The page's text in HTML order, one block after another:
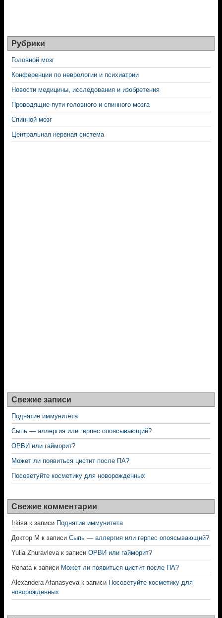
Рубрики
Головной мозг
Конференции по неврологии и психиатрии
Новости медицины, исследования и изобретения
Проводящие пути головного и спинного мозга
Спинной мозг
Центральная нервная система
Свежие записи
Поднятие иммунитета
Сыпь — аллергия или герпес опоясывающий?
ОРВИ или гайморит?
Может ли появиться цистит после ПА?
Посоветуйте косметику для новорожденных
Свежие комментарии
Irkisaк записи Поднятие иммунитета
Доктор М к записи Сыпь — аллергия или герпес опоясывающий?
Yulia Zhuravlevaк записи ОРВИ или гайморит?
Renataк записи Может ли появиться цистит после ПА?
Alexandera Afanasyevaк записи Посоветуйте косметику для
новорожденных